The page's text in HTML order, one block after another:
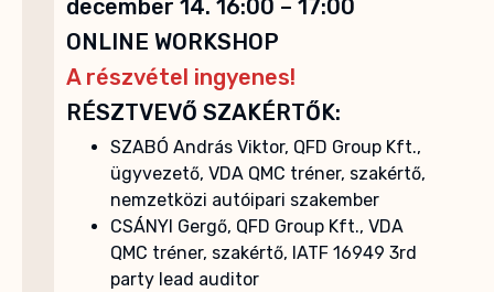
december 14. 16:00 – 17:00
ONLINE WORKSHOP
A részvétel ingyenes!
RÉSZTVEVŐ SZAKÉRTŐK:
SZABÓ András Viktor, QFD Group Kft.,
ügyvezető, VDA QMC tréner, szakértő,
nemzetközi autóipari szakember
CSÁNYI Gergő, QFD Group Kft., VDA
QMC tréner, szakértő, IATF 16949 3rd
party lead auditor